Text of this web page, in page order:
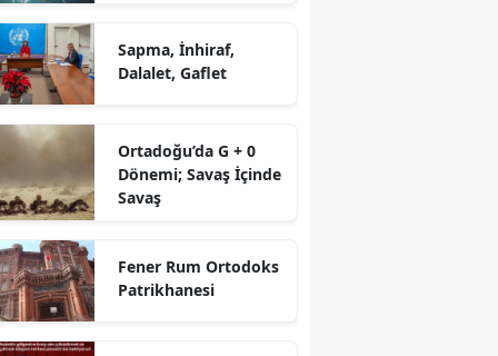
Sapma, İnhiraf,
Dalalet, Gaflet
Ortadoğu’da G + 0
Dönemi; Savaş İçinde
Savaş
Fener Rum Ortodoks
Patrikhanesi